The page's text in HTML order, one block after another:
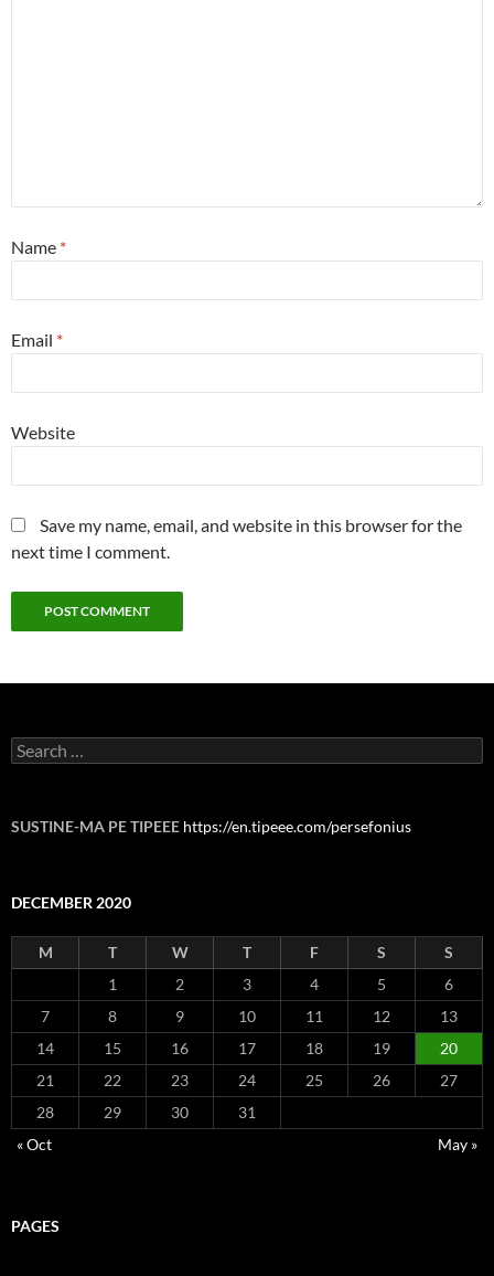
Name *
Email *
Website
Save my name, email, and website in this browser for the
next time I comment.
Search
for:
SUSTINE-MA PE TIPEEE https://en.tipeee.com/persefonius
DECEMBER 2020
M T W T F S
S
1
2 3 4 5
6
7
8 9 10 11 12
13
14
15 16 17 18 19
20
21
22 23 24 25 26
27
28
29 30
31
« Oct
May »
PAGES